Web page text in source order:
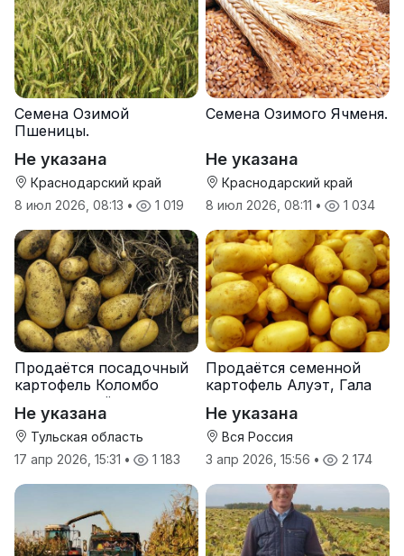
Семена Озимой
Пшеницы.
Не указана
Краснодарский край
8 июл 2026, 08:13 • 1 019
Семена Озимого Ячменя.
Не указана
Краснодарский край
8 июл 2026, 08:11 • 1 034
Продаётся посадочный
картофель Коломбо
оптом от трёх тонн
Не указана
Тульская область
17 апр 2026, 15:31 • 1 183
Продаётся семенной
картофель Алуэт, Гала
Не указана
Вся Россия
3 апр 2026, 15:56 • 2 174